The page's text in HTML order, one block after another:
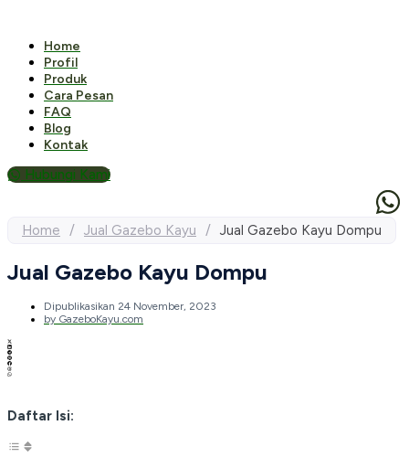
Home
Profil
Produk
Cara Pesan
FAQ
Blog
Kontak
Hubungi Kami
Home / Jual Gazebo Kayu / Jual Gazebo Kayu Dompu
Jual Gazebo Kayu Dompu
Dipublikasikan 24 November, 2023
by GazeboKayu.com
Daftar Isi: